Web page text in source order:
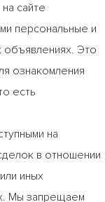
сайте
персональные и
Это
ознакомления
есть
на
в отношении
иных
Мы запрещаем